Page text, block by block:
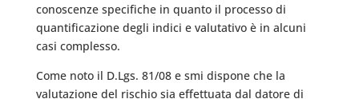
conoscenze specifiche in quanto il processo di
quantificazione degli indici e valutativo è in alcuni
casi complesso.
Come noto il D.Lgs. 81/08 e smi dispone che la
valutazione del rischio sia effettuata dal datore di